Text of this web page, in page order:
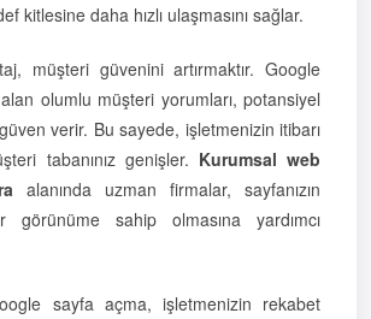
kitlesine daha hızlı ulaşmasını sağlar.
müşteri güvenini artırmaktır. Google
olumlu müşteri yorumları, potansiyel
verir. Bu sayede, işletmenizin itibarı
tabanınız genişler. Kurumsal web
alanında uzman firmalar, sayfanızın
görünüme sahip olmasına yardımcı
sayfa açma, işletmenizin rekabet